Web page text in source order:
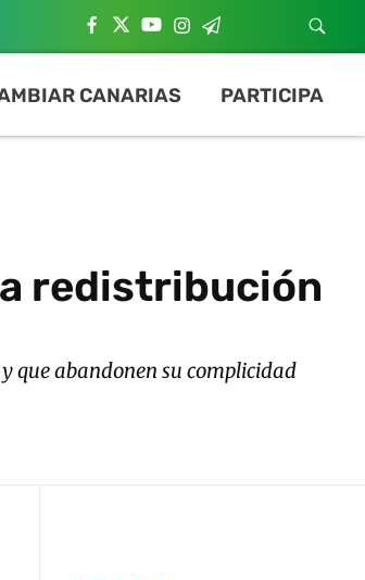
CANARIAS PARTICIPA
redistribución
que abandonen su complicidad